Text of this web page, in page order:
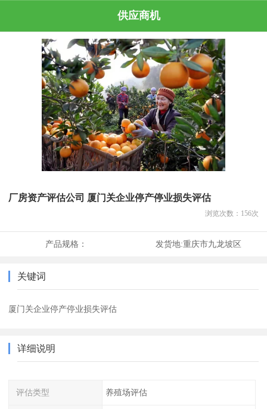
供应商机
厂房资产评估公司 厦门关企业停产停业损失评估
浏览次数： 156次
产品规格： 发货地:重庆市九龙坡区
关键词
厦门关企业停产停业损失评估
详细说明
评估类型 养殖场评估